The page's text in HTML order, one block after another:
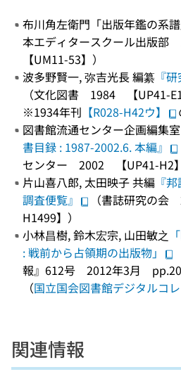
布川角左衛門「出版年鑑の系
本エディタースクール出版
【UM11-53】）
波多野賢一, 弥吉光長 編纂 『
（文化図書 1984 【UP41-
※1934年刊 【R028-H42ウ】
図書館流通センター企画編集
書目録 : 1987-2002.6. 本編』
センター 2002 【UP41-H2】
片山喜八郎, 太田映子 共編 『
調査便覧』
（書誌研究の
H1499】）
小林昌樹, 鈴木宏宗, 山田敏之
: 戦前から占領期の出版物」
報』612号 2012年3月
（国立国会図書館デジタルコ
関連情報